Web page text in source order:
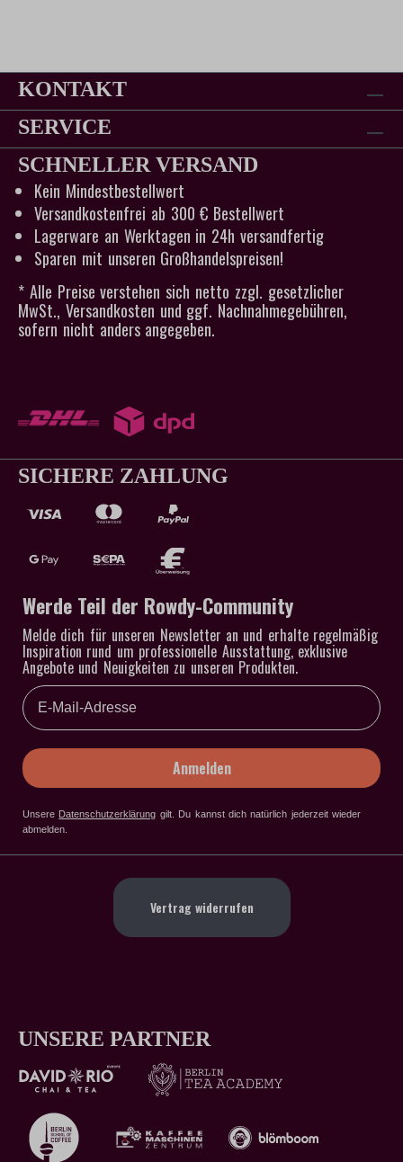
KONTAKT
SERVICE
SCHNELLER VERSAND
Kein Mindestbestellwert
Versandkostenfrei ab 300 € Bestellwert
Lagerware an Werktagen in 24h versandfertig
Sparen mit unseren Großhandelspreisen!
* Alle Preise verstehen sich netto zzgl. gesetzlicher
MwSt., Versandkosten und ggf. Nachnahmegebühren,
sofern nicht anders angegeben.
SICHERE ZAHLUNG
Werde Teil der Rowdy-Community
Melde dich für unseren Newsletter an und erhalte regelmäßig
Inspiration rund um professionelle Ausstattung, exklusive
Angebote und Neuigkeiten zu unseren Produkten.
Email
Anmelden
Unsere Datenschutzerklärung gilt. Du kannst dich natürlich jederzeit wieder
abmelden.
Vertrag widerrufen
UNSERE PARTNER